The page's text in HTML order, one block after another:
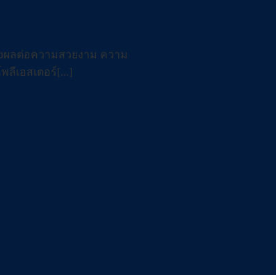
ผลต่อความสวยงาม ความ
เอสเตอร์[...]